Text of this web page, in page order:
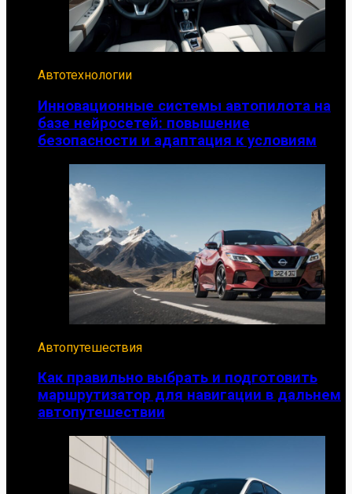
Автотехнологии
Инновационные системы автопилота на
базе нейросетей: повышение
безопасности и адаптация к условиям
Автопутешествия
Как правильно выбрать и подготовить
маршрутизатор для навигации в дальнем
автопутешествии